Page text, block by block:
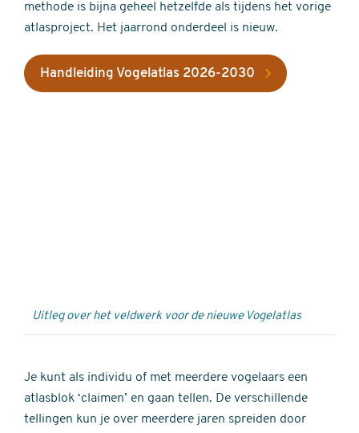
methode is bijna geheel hetzelfde als tijdens het vorige
atlasproject. Het jaarrond onderdeel is nieuw.
Handleiding Vogelatlas 2026-2030
Uitleg over het veldwerk voor de nieuwe Vogelatlas
Je kunt als individu of met meerdere vogelaars een
atlasblok ‘claimen’ en gaan tellen. De verschillende
tellingen kun je over meerdere jaren spreiden door